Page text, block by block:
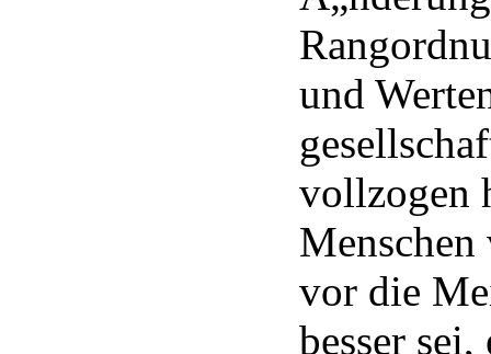
und
vollzogen
Menschen
vor die
besser